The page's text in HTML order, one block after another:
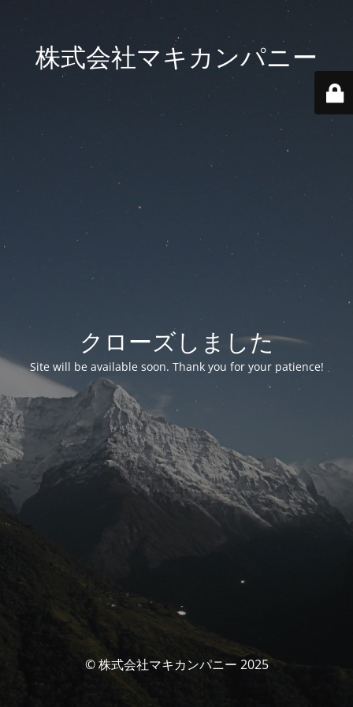
株式会社マキカンパニー
クローズしました
Site will be available soon. Thank you for your patience!
© 株式会社マキカンパニー 2025